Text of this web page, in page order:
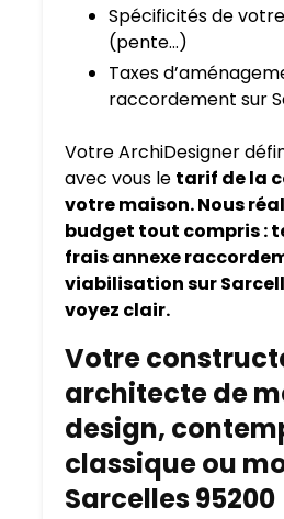
Spécificités de
(pente…)
Taxes
raccordement sur
Votre ArchiDesigner
avec vous le tarif de la
votre maison. Nous
budget tout compris :
frais annexe
viabilisation sur
voyez clair.
Votre
architecte de
design,
classique ou
Sarcelles 95200